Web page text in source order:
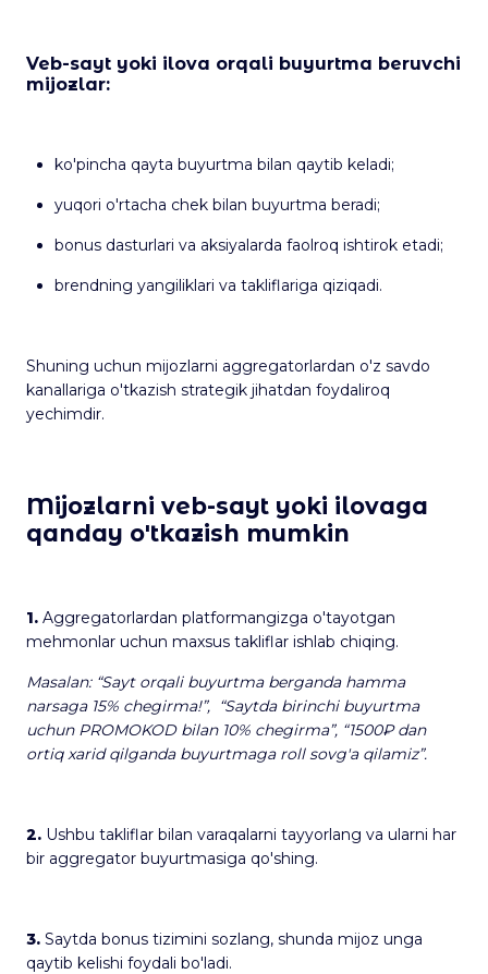
Veb-sayt yoki ilova orqali buyurtma beruvchi
mijozlar:
ko'pincha qayta buyurtma bilan qaytib keladi;
yuqori o'rtacha chek bilan buyurtma beradi;
bonus dasturlari va aksiyalarda faolroq ishtirok etadi;
brendning yangiliklari va takliflariga qiziqadi.
Shuning uchun mijozlarni aggregatorlardan o'z savdo
kanallariga o'tkazish strategik jihatdan foydaliroq
yechimdir.
Mijozlarni veb-sayt yoki ilovaga
qanday o'tkazish mumkin
1. Aggregatorlardan platformangizga o'tayotgan
mehmonlar uchun maxsus takliflar ishlab chiqing.
Masalan: “Sayt orqali buyurtma berganda hamma
narsaga 15% chegirma!”, “Saytda birinchi buyurtma
uchun PROMOKOD bilan 10% chegirma”, “1500₽ dan
ortiq xarid qilganda buyurtmaga roll sovg'a qilamiz”.
2. Ushbu takliflar bilan varaqalarni tayyorlang va ularni har
bir aggregator buyurtmasiga qo'shing.
3. Saytda bonus tizimini sozlang, shunda mijoz unga
qaytib kelishi foydali bo'ladi.